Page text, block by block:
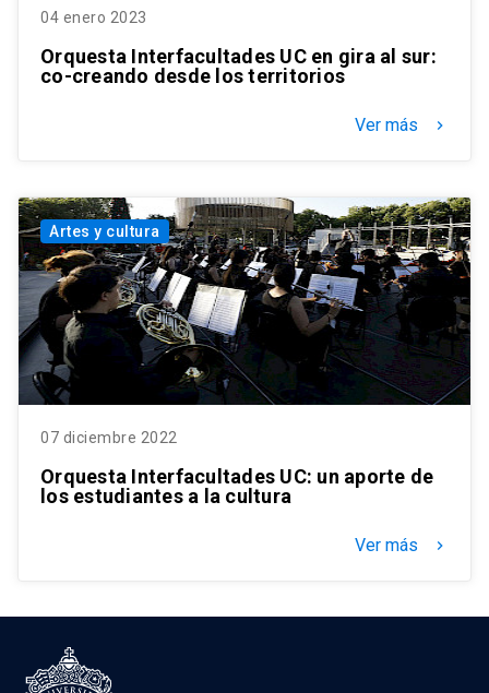
04 enero 2023
Orquesta Interfacultades UC en gira al sur:
co-creando desde los territorios
Ver más keyboard_arrow_right
Artes y cultura
07 diciembre 2022
Orquesta Interfacultades UC: un aporte de
los estudiantes a la cultura
Ver más keyboard_arrow_right